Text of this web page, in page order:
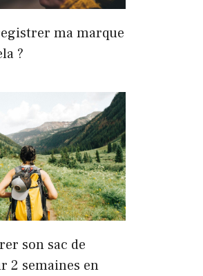
ma marque
?
son sac de
2 semaines en